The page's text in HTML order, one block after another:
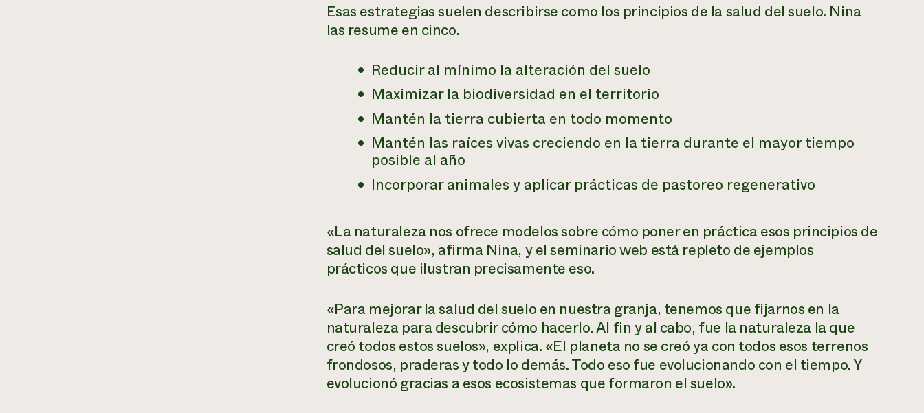
Esas estrategias suelen describirse como los principios de la salud del suelo. Nina
las resume en cinco.
Reducir al mínimo la alteración del suelo
Maximizar la biodiversidad en el territorio
Mantén la tierra cubierta en todo momento
Mantén las raíces vivas creciendo en la tierra durante el mayor tiempo
posible al año
Incorporar animales y aplicar prácticas de pastoreo regenerativo
«La naturaleza nos ofrece modelos sobre cómo poner en práctica esos principios de
salud del suelo», afirma Nina, y el seminario web está repleto de ejemplos
prácticos que ilustran precisamente eso.
«Para mejorar la salud del suelo en nuestra granja, tenemos que fijarnos en la
naturaleza para descubrir cómo hacerlo. Al fin y al cabo, fue la naturaleza la que
creó todos estos suelos», explica. «El planeta no se creó ya con todos esos terrenos
frondosos, praderas y todo lo demás. Todo eso fue evolucionando con el tiempo. Y
evolucionó gracias a esos ecosistemas que formaron el suelo».